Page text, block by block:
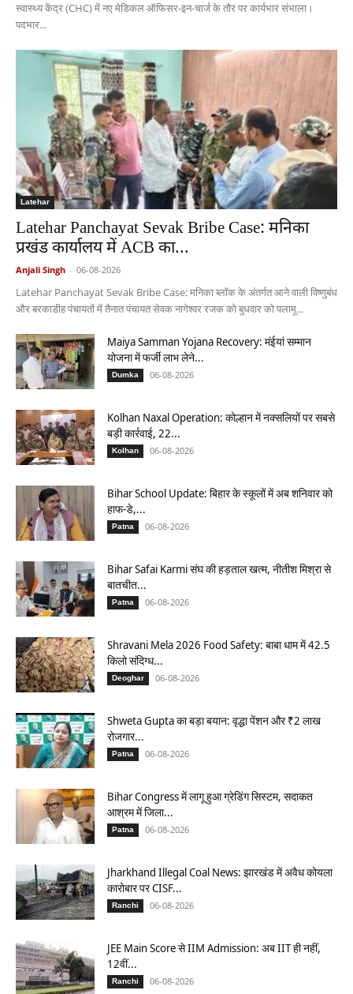
स्वास्थ्य केंद्र (CHC) में नए मेडिकल ऑफिसर-इन-चार्ज के तौर पर कार्यभार संभाला।
पदभार...
Latehar
Latehar Panchayat Sevak Bribe Case: मनिका
प्रखंड कार्यालय में ACB का...
Anjali Singh - 06-08-2026
Latehar Panchayat Sevak Bribe Case: मनिका ब्लॉक के अंतर्गत आने वाली विष्णुबंध
और बरकाडीह पंचायतों में तैनात पंचायत सेवक नागेश्वर रजक को बुधवार को पलामू...
Maiya Samman Yojana Recovery: मंईयां सम्मान
योजना में फर्जी लाभ लेने...
Dumka 06-08-2026
Kolhan Naxal Operation: कोल्हान में नक्सलियों पर सबसे
बड़ी कार्रवाई, 22...
Kolhan 06-08-2026
Bihar School Update: बिहार के स्कूलों में अब शनिवार को
हाफ-डे,...
Patna 06-08-2026
Bihar Safai Karmi संघ की हड़ताल खत्म, नीतीश मिश्रा से
बातचीत...
Patna 06-08-2026
Shravani Mela 2026 Food Safety: बाबा धाम में 42.5
किलो संदिग्ध...
Deoghar 06-08-2026
Shweta Gupta का बड़ा बयान: वृद्धा पेंशन और ₹2 लाख
रोजगार...
Patna 06-08-2026
Bihar Congress में लागू हुआ ग्रेडिंग सिस्टम, सदाकत
आश्रम में जिला...
Patna 06-08-2026
Jharkhand Illegal Coal News: झारखंड में अवैध कोयला
कारोबार पर CISF...
Ranchi 06-08-2026
JEE Main Score से IIM Admission: अब IIT ही नहीं,
12वीं...
Ranchi 06-08-2026